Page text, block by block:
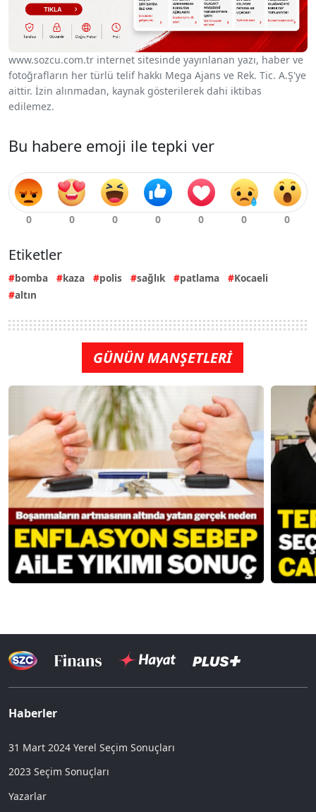
www.sozcu.com.tr internet sitesinde yayınlanan yazı, haber ve
fotoğrafların her türlü telif hakkı Mega Ajans ve Rek. Tic. A.Ş'ye
aittir. İzin alınmadan, kaynak gösterilerek dahi iktibas
edilemez.
Bu habere emoji ile tepki ver
Etiketler
bomba kaza polis sağlık patlama
Kocaeli
altın
GÜNÜN MANŞETLERİ
Haberler
31 Mart 2024 Yerel Seçim Sonuçları
2023 Seçim Sonuçları
Yazarlar